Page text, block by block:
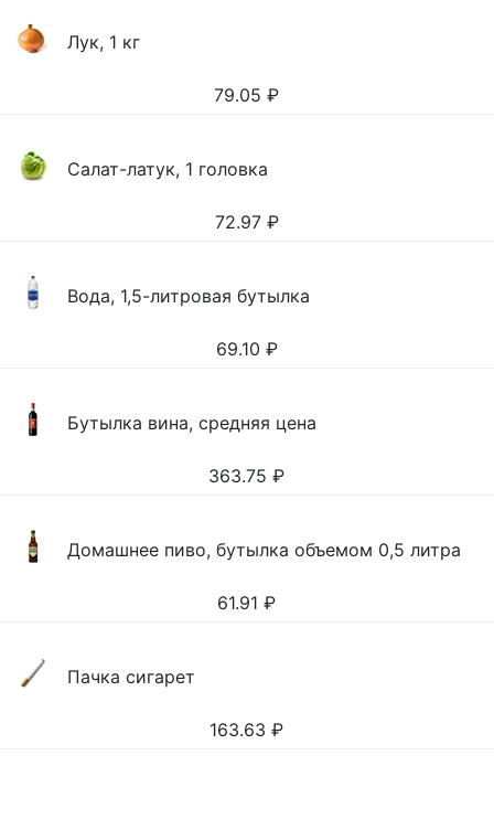
Лук, 1 кг
79.05 ₽
Салат-латук, 1 головка
72.97 ₽
Вода, 1,5-литровая бутылка
69.10 ₽
Бутылка вина, средняя цена
363.75 ₽
Домашнее пиво, бутылка объемом 0,5 литра
61.91 ₽
Пачка сигарет
163.63 ₽